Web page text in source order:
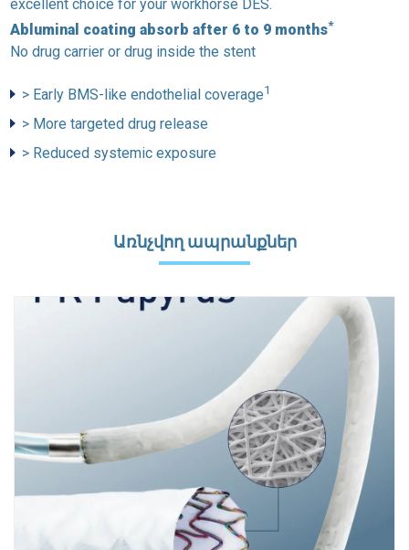
excellent choice for your workhorse DES.
Abluminal coating absorb after 6 to 9 months*
No drug carrier or drug inside the stent
> Early BMS-like endothelial coverage1
> More targeted drug release
> Reduced systemic exposure
Առնչվող ապրանքներ